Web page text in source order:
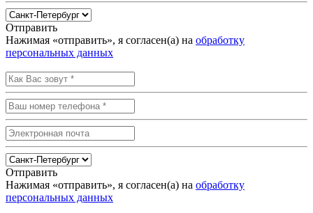
Отправить
Нажимая «отправить», я согласен(а) на обработку
персональных данных
Отправить
Нажимая «отправить», я согласен(а) на обработку
персональных данных